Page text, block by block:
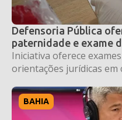
Defensoria Pública
paternidade e exame
Iniciativa oferece
orientações jurídicas em
BAHIA